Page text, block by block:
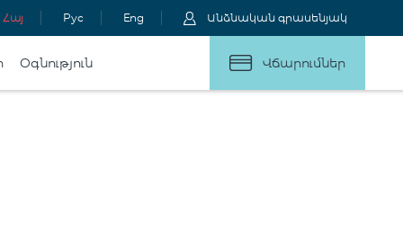
Հայ Рус Eng Անձնական գրասենյակ
Օգնություն Վճարումներ